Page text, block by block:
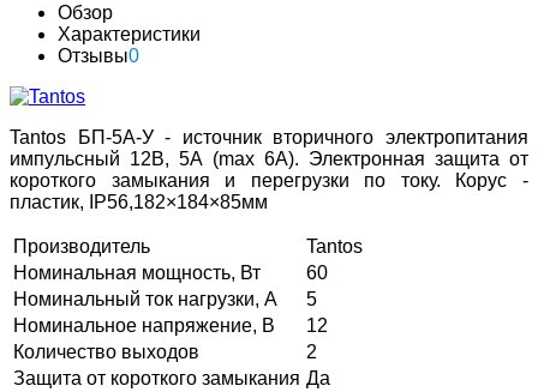
Обзор
Характеристики
Отзывы0
Tantos БП-5А-У - источник вторичного электропитания
импульсный 12В, 5А (max 6A). Электронная защита от
короткого замыкания и перегрузки по току. Корус -
пластик, IP56,182×184×85мм
Производитель
Tantos
Номинальная мощность, Вт
60
Номинальный ток нагрузки, A
5
Номинальное напряжение, В
12
Количество выходов
2
Защита от короткого замыкания Да